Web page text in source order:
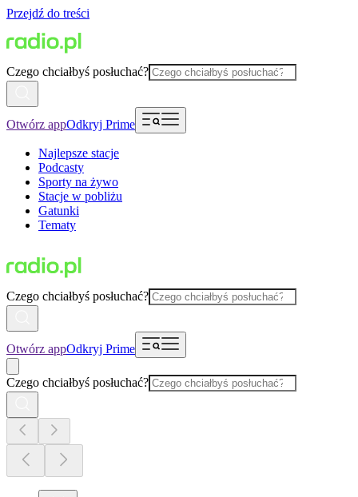
Przejdź do treści
Czego chciałbyś posłuchać?
Otwórz appOdkryj Prime
Najlepsze stacje
Podcasty
Sporty na żywo
Stacje w pobliżu
Gatunki
Tematy
Czego chciałbyś posłuchać?
Otwórz appOdkryj Prime
Czego chciałbyś posłuchać?